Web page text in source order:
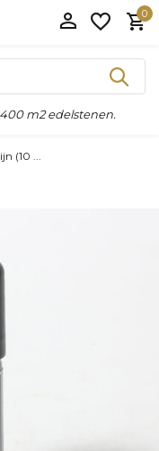
0
m2 edelstenen.
(10 ...